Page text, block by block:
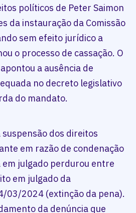
políticos de Peter Saimon
da instauração da Comissão
sem efeito jurídico a
o processo de cassação. O
a ausência de
no decreto legislativo
do mandato.
suspensão dos direitos
em razão de condenação
julgado perdurou entre
em julgado da
03/2024 (extinção da pena).
da denúncia que